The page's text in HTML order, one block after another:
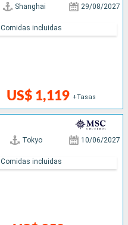
Shanghai 29/08/2027
US$ 1,119 +Tasas
Comidas incluidas
Tokyo 10/06/2027
Comidas incluidas